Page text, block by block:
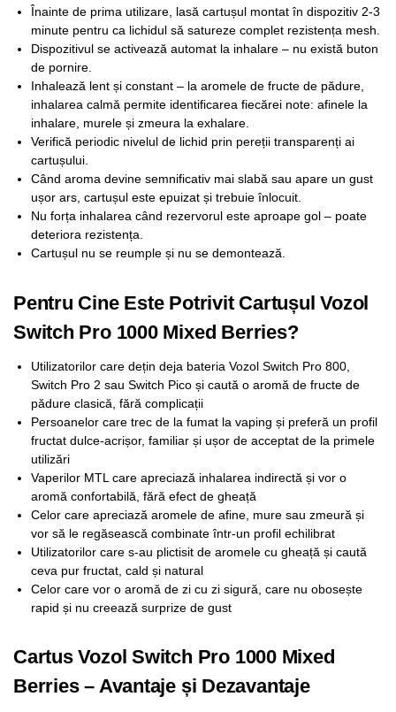
Înainte de prima utilizare, lasă cartușul montat în dispozitiv 2-3
minute pentru ca lichidul să satureze complet rezistența mesh.
Dispozitivul se activează automat la inhalare – nu există buton
de pornire.
Inhalează lent și constant – la aromele de fructe de pădure,
inhalarea calmă permite identificarea fiecărei note: afinele la
inhalare, murele și zmeura la exhalare.
Verifică periodic nivelul de lichid prin pereții transparenți ai
cartușului.
Când aroma devine semnificativ mai slabă sau apare un gust
ușor ars, cartușul este epuizat și trebuie înlocuit.
Nu forța inhalarea când rezervorul este aproape gol – poate
deteriora rezistența.
Cartușul nu se reumple și nu se demontează.
Pentru Cine Este Potrivit Cartușul Vozol
Switch Pro 1000 Mixed Berries?
Utilizatorilor care dețin deja bateria Vozol Switch Pro 800,
Switch Pro 2 sau Switch Pico și caută o aromă de fructe de
pădure clasică, fără complicații
Persoanelor care trec de la fumat la vaping și preferă un profil
fructat dulce-acrișor, familiar și ușor de acceptat de la primele
utilizări
Vaperilor MTL care apreciază inhalarea indirectă și vor o
aromă confortabilă, fără efect de gheață
Celor care apreciază aromele de afine, mure sau zmeură și
vor să le regăsească combinate într-un profil echilibrat
Utilizatorilor care s-au plictisit de aromele cu gheață și caută
ceva pur fructat, cald și natural
Celor care vor o aromă de zi cu zi sigură, care nu obosește
rapid și nu creează surprize de gust
Cartus Vozol Switch Pro 1000 Mixed
Berries – Avantaje și Dezavantaje